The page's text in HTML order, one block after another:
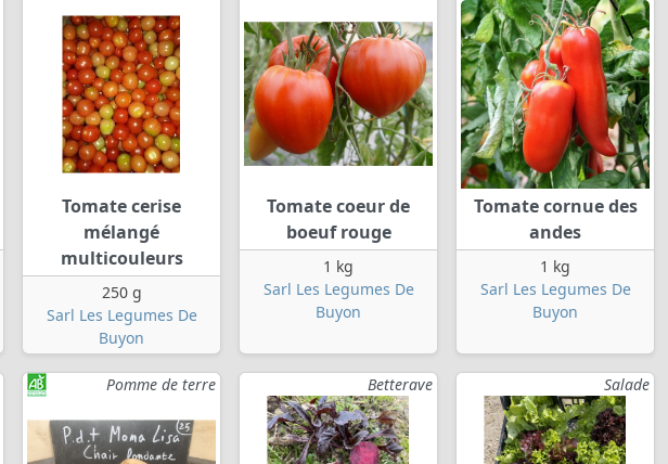
Tomate cerise
mélangé
multicouleurs
250 g
Sarl Les Legumes De
Buyon
Tomate coeur de
boeuf rouge
1 kg
Sarl Les Legumes De
Buyon
Tomate cornue des
andes
1 kg
Sarl Les Legumes De
Buyon
Pomme de terre Betterave Salade